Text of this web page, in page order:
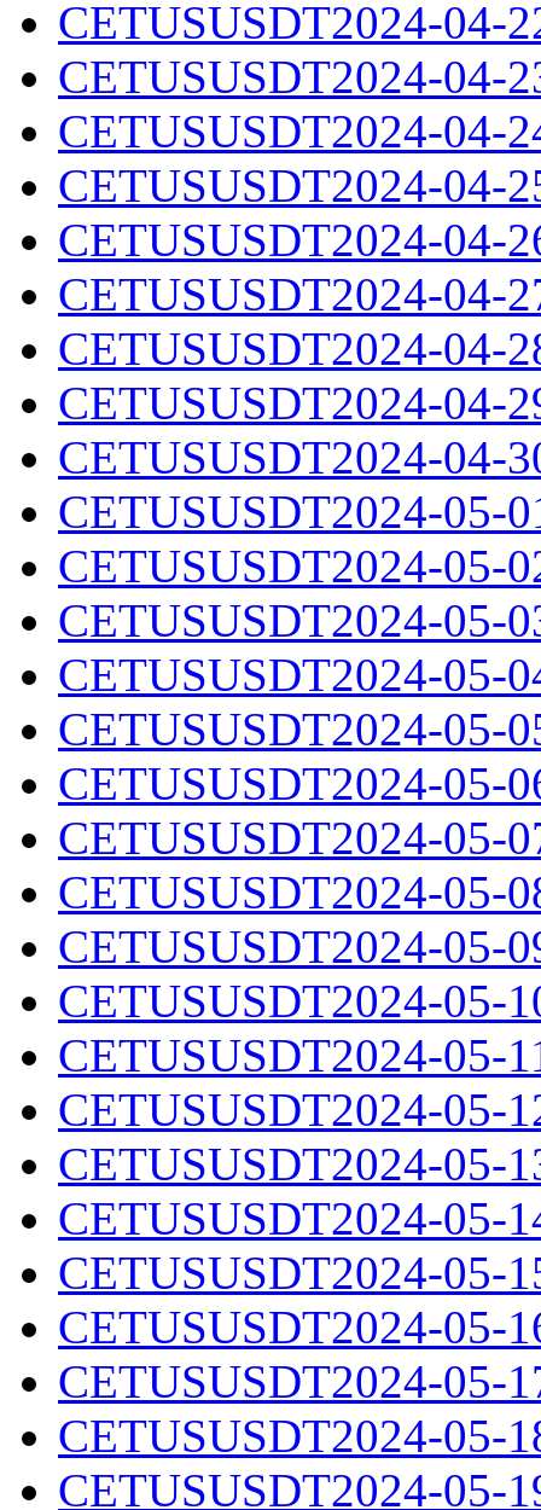
CETUSUSDT2024-04-
CETUSUSDT2024-04-
CETUSUSDT2024-04-
CETUSUSDT2024-04-
CETUSUSDT2024-04-
CETUSUSDT2024-04-
CETUSUSDT2024-04-
CETUSUSDT2024-04-
CETUSUSDT2024-04-
CETUSUSDT2024-05-
CETUSUSDT2024-05-
CETUSUSDT2024-05-
CETUSUSDT2024-05-
CETUSUSDT2024-05-
CETUSUSDT2024-05-
CETUSUSDT2024-05-
CETUSUSDT2024-05-
CETUSUSDT2024-05-
CETUSUSDT2024-05-
CETUSUSDT2024-05-
CETUSUSDT2024-05-
CETUSUSDT2024-05-
CETUSUSDT2024-05-
CETUSUSDT2024-05-
CETUSUSDT2024-05-
CETUSUSDT2024-05-
CETUSUSDT2024-05-
CETUSUSDT2024-05-